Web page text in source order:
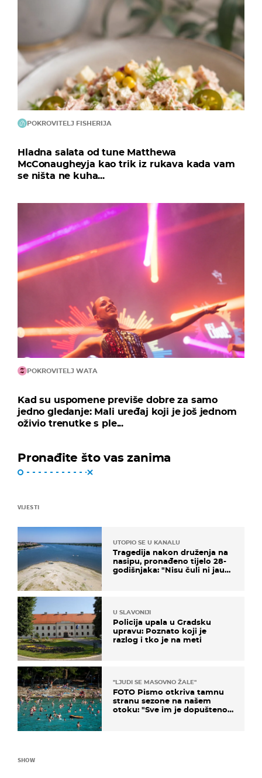
POKROVITELJ FISHERIJA
Hladna salata od tune Matthewa
McConaugheyja kao trik iz rukava kada vam
se ništa ne kuha...
POKROVITELJ WATA
Kad su uspomene previše dobre za samo
jedno gledanje: Mali uređaj koji je još jednom
oživio trenutke s ple...
Pronađite što vas zanima
VIJESTI
UTOPIO SE U KANALU
Tragedija nakon druženja na
nasipu, pronađeno tijelo 28-
godišnjaka: "Nisu čuli ni jauk
U SLAVONIJI
Policija upala u Gradsku
upravu: Poznato koji je
razlog i tko je na meti
"LJUDI SE MASOVNO ŽALE"
FOTO Pismo otkriva tamnu
stranu sezone na našem
otoku: "Sve im je dopušteno!
SHOW